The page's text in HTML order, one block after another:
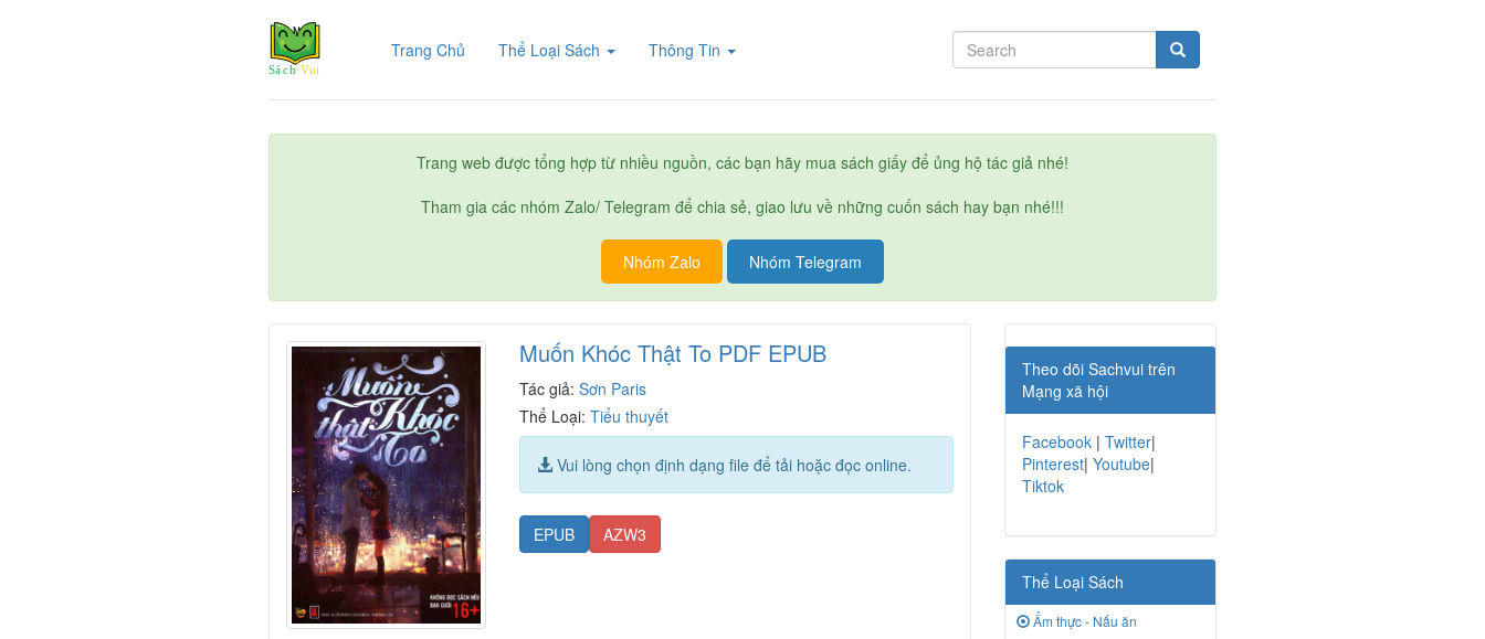
Trang Chủ (current)Thể Loại Sách Thông Tin
Trang web được tổng hợp từ nhiều nguồn, các bạn hãy mua sách giấy để ủng hộ tác giả nhé!
Tham gia các nhóm Zalo/ Telegram để chia sẻ, giao lưu về những cuốn sách hay bạn nhé!!!
Nhóm Zalo Nhóm Telegram
Muốn Khóc Thật To PDF EPUB
Tác giả:Sơn Paris
Thể Loại:Tiểu thuyết
Vui lòng chọn định dạng file để tải hoặc đọc online.
EPUB AZW3
Theo dõi Sachvui trên
Mạng xã hội
Facebook | Twitter|
Pinterest| Youtube|
Tiktok
Thể Loại Sách
Ẩm thực - Nấu ăn